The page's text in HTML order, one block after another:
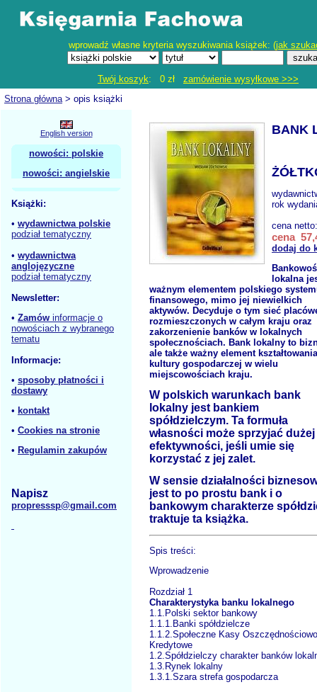
wprowadź własne kryteria wyszukiwania książek: (jak
Twój koszyk: 0 zł zamówienie wysyłkowe >>>
Strona główna> opis książki
English version
nowości: polskie
nowości: angielskie
Książki:
• wydawnictwa polskie
podział tematyczny
• wydawnictwa
anglojęzyczne
podział tematyczny
Newsletter:
• Zamów informacje o
nowościach z wybranego
tematu
Informacje:
• sposoby płatności i
dostawy
• kontakt
• Cookies na stronie
• Regulamin zakupów
Napisz
propresssp@gmail.com
BANK
rok
cena
cena
dodaj do
lokalna
ważnym elementem polskiego
finansowego, mimo jej niewielkich
aktywów. Decyduje o tym sieć
rozmieszczonych w całym kraju oraz
zakorzenienie banków w lokalnych
społecznościach. Bank lokalny to
ale także ważny element kształtowania
kultury gospodarczej w wielu
miejscowościach kraju.
W polskich warunkach bank
lokalny jest bankiem
spółdzielczym. Ta formuła
własności może sprzyjać dużej
efektywności, jeśli umie się
korzystać z jej zalet.
W sensie działalności
jest to po prostu bank i o
bankowym charakterze
traktuje ta książka.
Spis treści:
Wprowadzenie
Rozdział 1
Charakterystyka banku lokalnego
1.1.Polski sektor bankowy
1.1.1.Banki spółdzielcze
1.1.2.Społeczne Kasy
Kredytowe
1.2.Spółdzielczy charakter banków
1.3.Rynek lokalny
1.3.1.Szara strefa gospodarcza